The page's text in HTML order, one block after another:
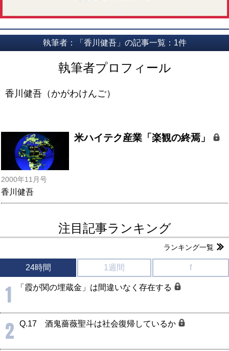
執筆者：「香川健吾」の記事一覧：1件
執筆者プロフィール
香川健吾（かがわけんご）
米ハイテク産業「楽観の終焉」
2000年11月号
香川健吾
注目記事ランキング
ランキング一覧
24時間 1週間 f
1 「霞が関の埋蔵金」は間違いなく存在する
2 Q.17 酒鬼薔薇聖斗は社会復帰しているか